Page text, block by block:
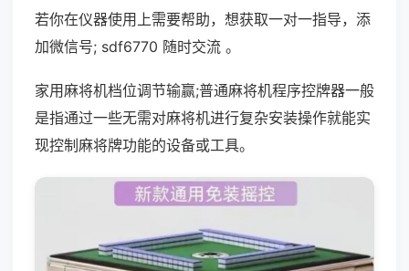
若你在仪器使用上需要帮助，想获取一对一指导，添
加微信号; sdf6770 随时交流 。
家用麻将机档位调节输赢;普通麻将机程序控牌器一般
是指通过一些无需对麻将机进行复杂安装操作就能实
现控制麻将牌功能的设备或工具。